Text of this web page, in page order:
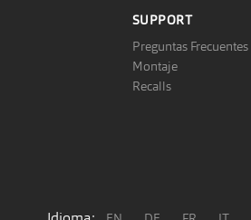
SUPPORT
Preguntas Frecuentes
Montaje
Recalls